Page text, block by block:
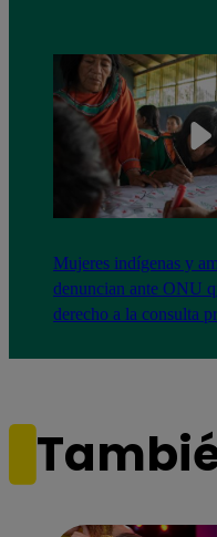
Mujeres indígenas y
denuncian ante ONU
derecho a la consulta